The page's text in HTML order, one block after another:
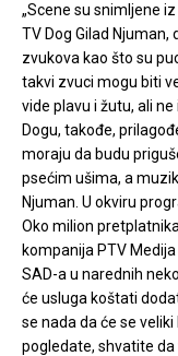
„Scene su snimljene
TV Dog Gilad
zvukova kao što su
takvi zvuci mogu biti
vide plavu i žutu, ali
Dogu, takođe,
moraju da budu
psećim ušima, a
Njuman. U okviru
Oko milion
kompanija PTV
SAD-a u narednih
će usluga koštati
se nada da će se
pogledate, shvatite